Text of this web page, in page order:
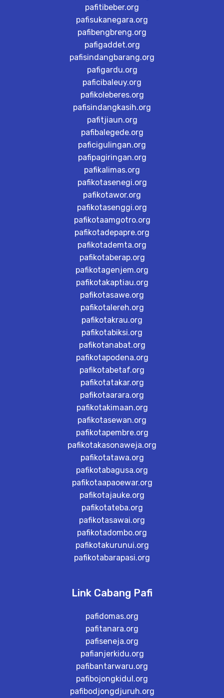
pafitibeber.org
pafisukanegara.org
pafibengbreng.org
pafigaddet.org
pafisindangbarang.org
pafigardu.org
paficibaleuy.org
pafikoleberes.org
pafisindangkasih.org
pafitjiaun.org
pafibalegede.org
paficigulingan.org
pafipagiringan.org
pafikalimas.org
pafikotasenegi.org
pafikotawor.org
pafikotasenggi.org
pafikotaamgotro.org
pafikotadepapre.org
pafikotademta.org
pafikotaberap.org
pafikotagenjem.org
pafikotakaptiau.org
pafikotasawe.org
pafikotalereh.org
pafikotakrau.org
pafikotabiksi.org
pafikotanabat.org
pafikotapodena.org
pafikotabetaf.org
pafikotatakar.org
pafikotaarara.org
pafikotakimaan.org
pafikotasewan.org
pafikotapembre.org
pafikotakasonaweja.org
pafikotatawa.org
pafikotabagusa.org
pafikotaapaoewar.org
pafikotajauke.org
pafikotateba.org
pafikotasawai.org
pafikotadombo.org
pafikotakurunui.org
pafikotabarapasi.org
Link Cabang Pafi
pafidomas.org
pafitanara.org
pafiseneja.org
pafianjerkidu.org
pafibantarwaru.org
pafibojongkidul.org
pafibodjongdjuruh.org